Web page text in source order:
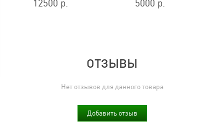
12500 р. 5000 р.
ОТЗЫВЫ
Нет отзывов для данного товара
Добавить отзыв